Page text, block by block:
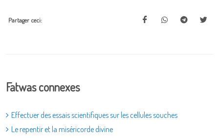
Partager ceci:
Fatwas connexes
Effectuer des essais scientifiques sur les cellules souches
Le repentir et la miséricorde divine